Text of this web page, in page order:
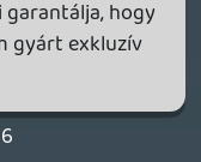
is